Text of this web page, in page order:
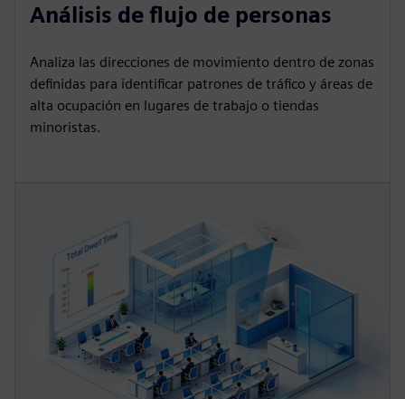
Análisis de flujo de personas
Analiza las direcciones de movimiento dentro de zonas
definidas para identificar patrones de tráfico y áreas de
alta ocupación en lugares de trabajo o tiendas
minoristas.